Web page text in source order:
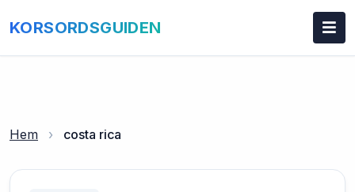
KORSORDSGUIDEN
Hem › costa rica